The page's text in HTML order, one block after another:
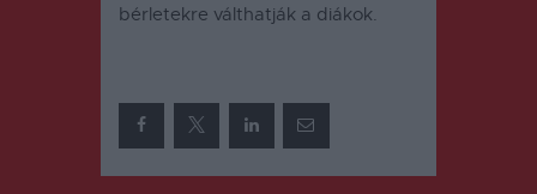
bérletekre válthatják a diákok.